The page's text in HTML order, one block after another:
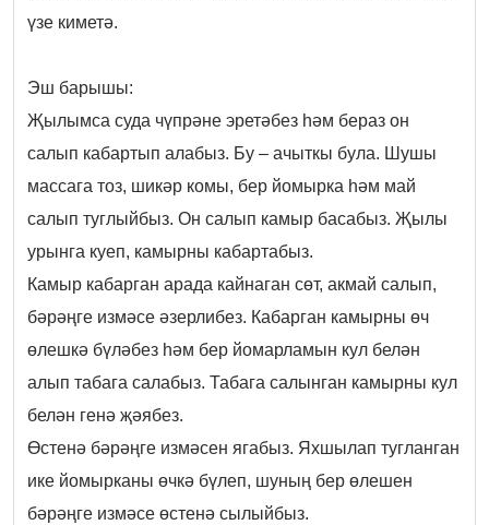
үзе киметә.
Эш барышы:
Җылымса суда чүпрәне эретәбез һәм бераз он
салып кабартып алабыз. Бу – ачыткы була. Шушы
массага тоз, шикәр комы, бер йомырка һәм май
салып туглыйбыз. Он салып камыр басабыз. Җылы
урынга куеп, камырны кабартабыз.
Камыр кабарган арада кайнаган сөт, акмай салып,
бәрәңге измәсе әзерлибез. Кабарган камырны өч
өлешкә бүләбез һәм бер йомарламын кул белән
алып табага салабыз. Табага салынган камырны кул
белән генә җәябез.
Өстенә бәрәңге измәсен ягабыз. Яхшылап тугланган
ике йомырканы өчкә бүлеп, шуның бер өлешен
бәрәңге измәсе өстенә сылыйбыз.